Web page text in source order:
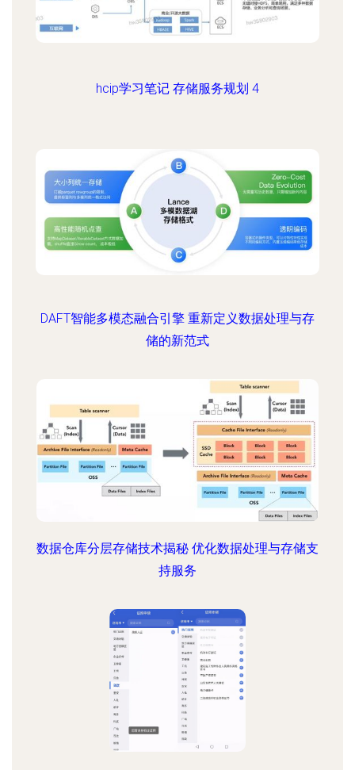
hcip学习笔记 存储服务规划 4
DAFT智能多模态融合引擎 重新定义数据处理与存
储的新范式
数据仓库分层存储技术揭秘 优化数据处理与存储支
持服务